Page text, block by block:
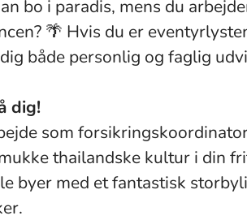
bo i paradis, mens du
🌴 Hvis du er
både personlig og faglig
dig!
som
thailandske kultur i din
byer med et fantastisk